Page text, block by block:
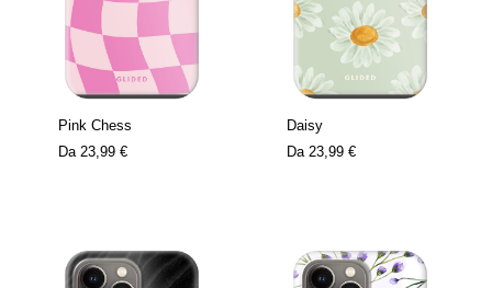
Pink Chess
Da 23,99 €
Daisy
Da 23,99 €